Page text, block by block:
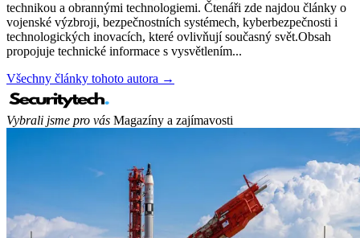
technikou a obrannými technologiemi. Čtenáři zde najdou články o
vojenské výzbroji, bezpečnostních systémech, kyberbezpečnosti i
technologických inovacích, které ovlivňují současný svět.Obsah
propojuje technické informace s vysvětlením...
Všechny články tohoto autora →
Vybrali jsme pro vás Magazíny a zajímavosti